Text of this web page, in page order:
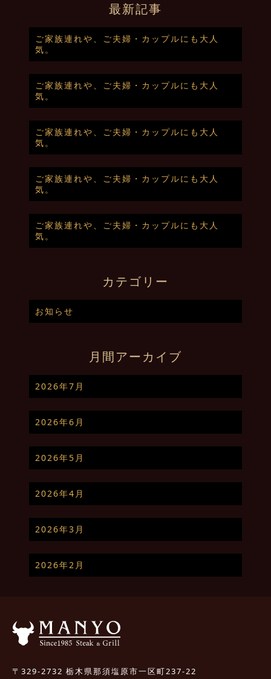
最新記事
ご家族連れや、ご夫婦・カップルにも大人
気。
ご家族連れや、ご夫婦・カップルにも大人
気。
ご家族連れや、ご夫婦・カップルにも大人
気。
ご家族連れや、ご夫婦・カップルにも大人
気。
ご家族連れや、ご夫婦・カップルにも大人
気。
カテゴリー
お知らせ
月間アーカイブ
2026年7月
2026年6月
2026年5月
2026年4月
2026年3月
2026年2月
〒329-2732 栃木県那須塩原市一区町237-22